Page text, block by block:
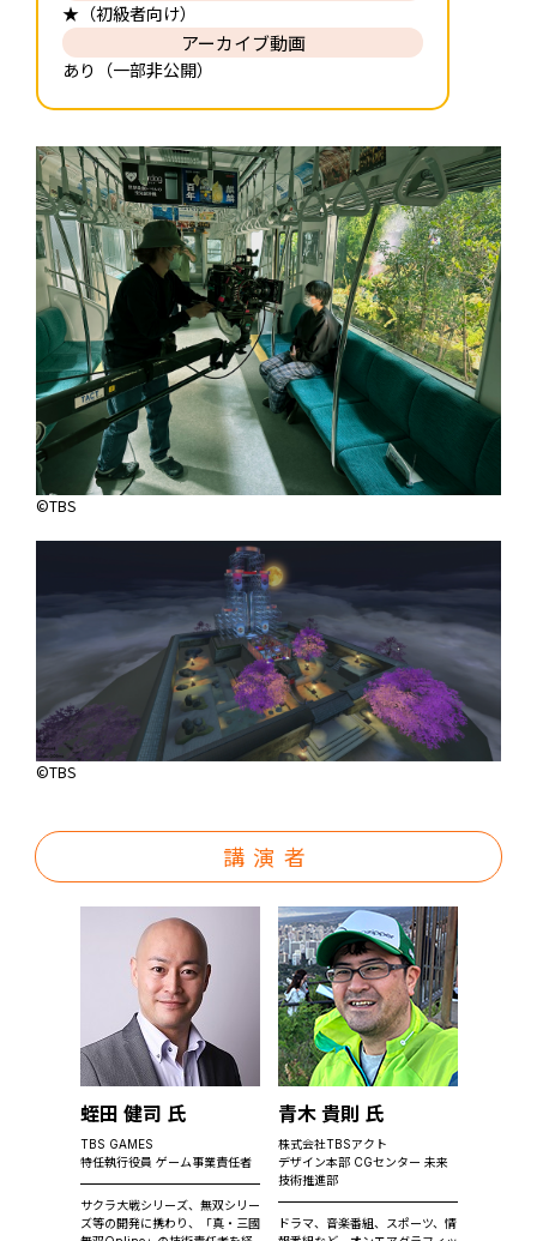
★（初級者向け）
アーカイブ動画
あり（一部非公開）
©︎TBS
©︎TBS
講演者
蛭田 健司 氏
TBS GAMES
特任執行役員 ゲーム事業責任者
サクラ大戦シリーズ、無双シリー
ズ等の開発に携わり、「真・三國
青木 貴則 氏
株式会社TBSアクト
デザイン本部 CGセンター 未来
技術推進部
ドラマ、音楽番組、スポーツ、情